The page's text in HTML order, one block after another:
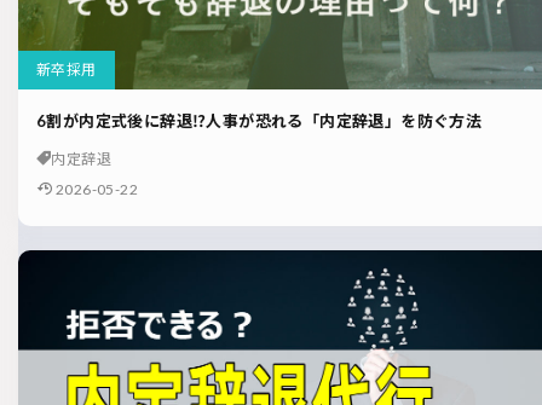
新卒採用
6割が内定式後に辞退⁉人事が恐れる「内定辞退」を防ぐ方法
内定辞退
2026-05-22